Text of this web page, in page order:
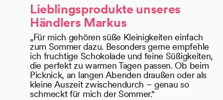
Markus
Kuhnke
Lieblingsprodukte unseres
Händlers Markus
„Für mich gehören süße Kleinigkeiten einfach
zum Sommer dazu. Besonders gerne empfehle
ich fruchtige Schokolade und feine Süßigkeiten,
die perfekt zu warmen Tagen passen. Ob beim
Picknick, an langen Abenden draußen oder als
kleine Auszeit zwischendurch – genau so
schmeckt für mich der Sommer."